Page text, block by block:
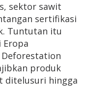
sektor sawit
sertifikasi
Tuntutan itu
Eropa
Deforestation
produk
ditelusuri hingga